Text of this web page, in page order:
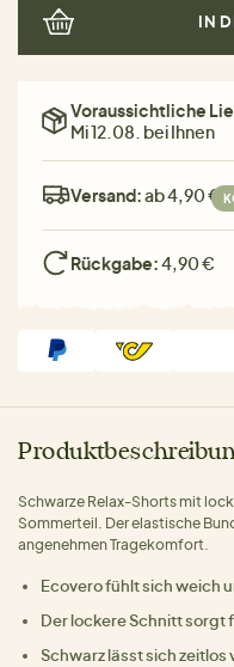
IN
Voraussichtliche
Mi 12.08. bei Ihnen
Versand:ab 4,90 €
Rückgabe:4,90 €
Schwarze Relax-Shorts mit
Sommerteil. Der elastische
angenehmen Tragekomfort.
Ecovero fühlt sich weich
Der lockere Schnitt sorgt
Schwarz lässt sich